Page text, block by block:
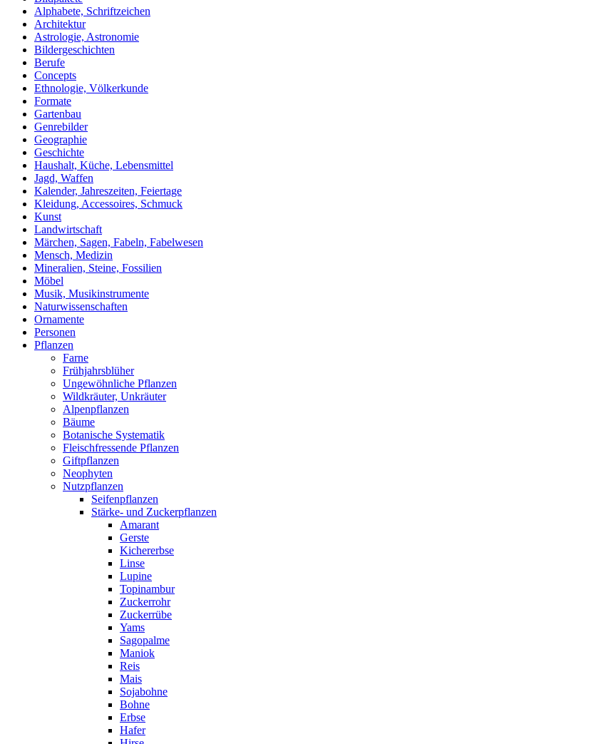
Alphabete, Schriftzeichen
Architektur
Astrologie, Astronomie
Bildergeschichten
Berufe
Concepts
Ethnologie, Völkerkunde
Formate
Gartenbau
Genrebilder
Geographie
Geschichte
Haushalt, Küche, Lebensmittel
Jagd, Waffen
Kalender, Jahreszeiten, Feiertage
Kleidung, Accessoires, Schmuck
Kunst
Landwirtschaft
Märchen, Sagen, Fabeln, Fabelwesen
Mensch, Medizin
Mineralien, Steine, Fossilien
Möbel
Musik, Musikinstrumente
Naturwissenschaften
Ornamente
Personen
Pflanzen
Farne
Frühjahrsblüher
Ungewöhnliche Pflanzen
Wildkräuter, Unkräuter
Alpenpflanzen
Bäume
Botanische Systematik
Fleischfressende Pflanzen
Giftpflanzen
Neophyten
Nutzpflanzen
Seifenpflanzen
Stärke- und Zuckerpflanzen
Amarant
Gerste
Kichererbse
Linse
Lupine
Topinambur
Zuckerrohr
Zuckerrübe
Yams
Sagopalme
Maniok
Reis
Mais
Sojabohne
Bohne
Erbse
Hafer